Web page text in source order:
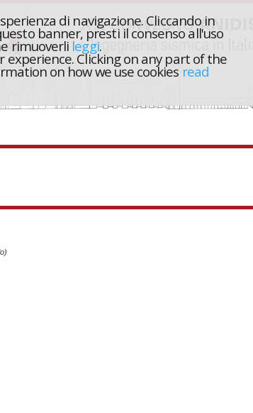
di navigazione. Cliccando in
banner, presti il consenso all'uso
rimuoverli leggi.
experience. Clicking on any part of the
on how we use cookies read